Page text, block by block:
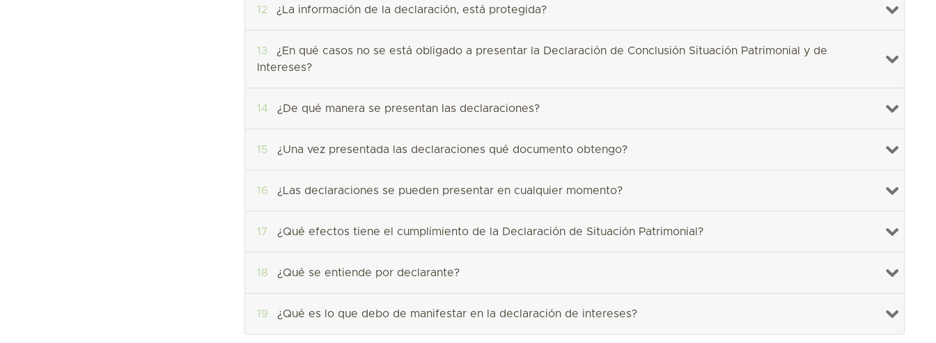
12 ¿La información de la declaración, está protegida?
13
¿En qué casos no se está obligado a presentar la Declaración de Conclusión Situación Patrimonial y de
Intereses?
14 ¿De qué manera se presentan las declaraciones?
15 ¿Una vez presentada las declaraciones qué documento obtengo?
16 ¿Las declaraciones se pueden presentar en cualquier momento?
17 ¿Qué efectos tiene el cumplimiento de la Declaración de Situación Patrimonial?
18 ¿Qué se entiende por declarante?
19 ¿Qué es lo que debo de manifestar en la declaración de intereses?